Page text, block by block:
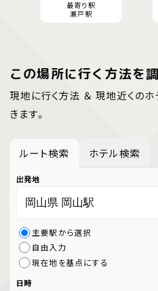
最寄り駅
瀬戸駅
この場所に行く方法を
現地に行く方法 ＆ 現地近くの
きます。
ルート検索 ホテル検索
出発地
主要駅から選択
自由入力
現在地を基点にする
日時